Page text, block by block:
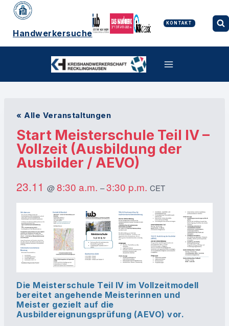
Zum
Inhalt
Handwerkersuche
KONTAKT
« Alle Veranstaltungen
Start Meisterschule Teil IV –
Vollzeit (Ausbildung der
Ausbilder / AEVO)
23.11 @8:30 a.m. –3:30 p.m. CET
Die Meisterschule Teil IV im Vollzeitmodell
bereitet angehende Meisterinnen und
Meister gezielt auf die
Ausbildereignungsprüfung (AEVO) vor.